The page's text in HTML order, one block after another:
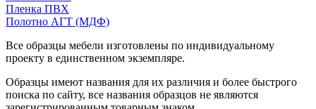
Пленка ПВХ
Полотно АГТ (МДФ)
Все образцы мебели изготовлены по индивидуальному
проекту в единственном экземпляре.
Образцы имеют названия для их различия и более быстрого
поиска по сайту, все названия образцов не являются